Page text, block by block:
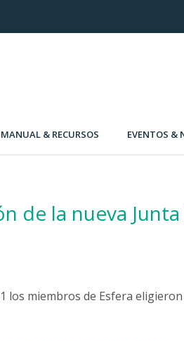
MANUAL & RECURSOS EVENTOS &
de la nueva
los miembros de Esfera